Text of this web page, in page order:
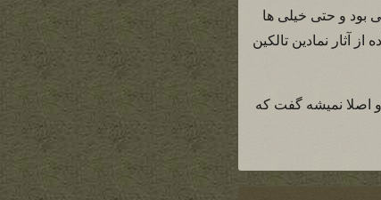
بود و حتی خیلی ها
آثار نمادین تالکین
و اصلا نمیشه گفت که